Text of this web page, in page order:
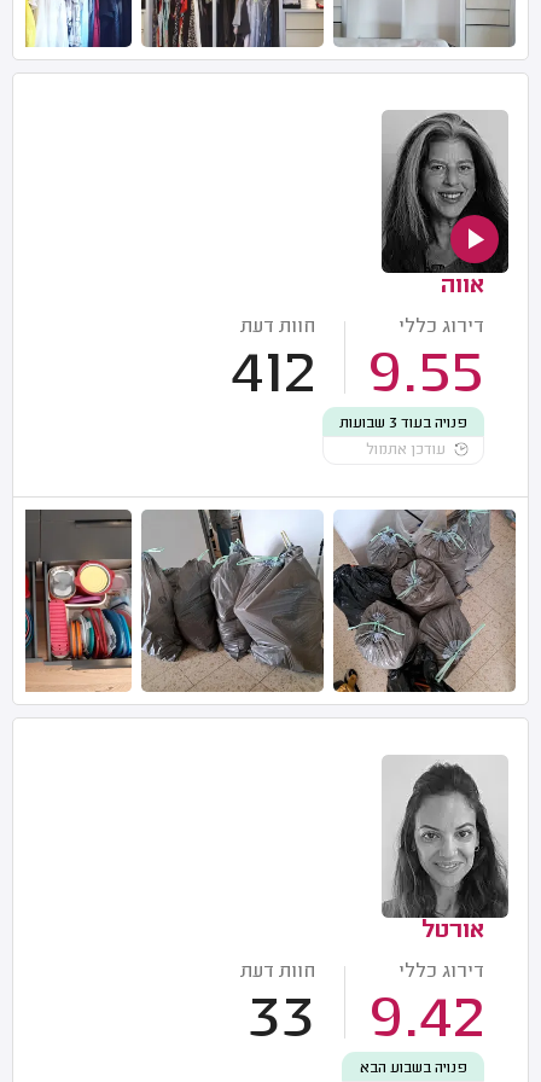
אווה
דירוג כללי
9.55
חוות דעת
412
פנויה בעוד 3 שבועות
עודכן אתמול
אורטל
דירוג כללי
9.42
חוות דעת
33
פנויה בשבוע הבא